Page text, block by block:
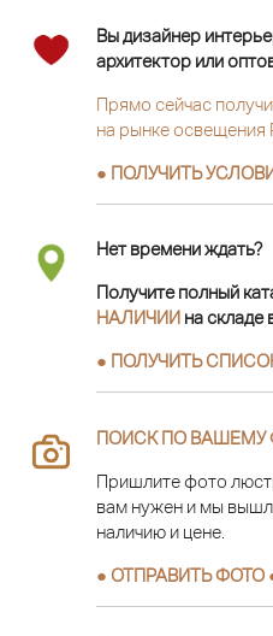
Вы дизайнер
архитектор или
Прямо сейчас
на рынке освещения
● ПОЛУЧИТЬ
Нет времени ждать?
Получите полный
НАЛИЧИИ на складе
● ПОЛУЧИТЬ
ПОИСК ПО ВАШЕМУ
Пришлите фото
вам нужен и мы
наличию и цене.
● ОТПРАВИТЬ ФОТО